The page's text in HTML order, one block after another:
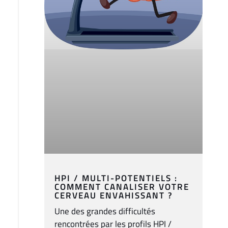
HPI / MULTI-POTENTIELS :
COMMENT CANALISER VOTRE
CERVEAU ENVAHISSANT ?
Une des grandes difficultés
rencontrées par les profils HPI /